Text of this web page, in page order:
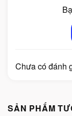
Chưa có đánh
SẢN PHẨM